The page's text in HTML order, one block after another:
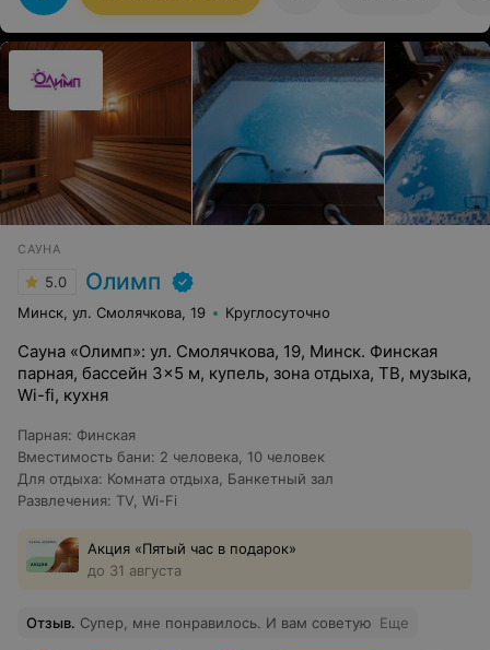
САУНА
5.0 Олимп
Минск, ул. Смолячкова, 19 Круглосуточно
Сауна «Олимп»: ул. Смолячкова, 19, Минск. Финская
парная, бассейн 3×5 м, купель, зона отдыха, ТВ, музыка,
Wi-fi, кухня
Парная: Финская
Вместимость бани: 2 человека 10 человек
Для отдыха: Комната отдыха Банкетный зал
Развлечения: TV Wi-Fi
Акция «Пятый час в подарок»
до 31 августа
Отзыв. Супер, мне понравилось. И вам советую Еще